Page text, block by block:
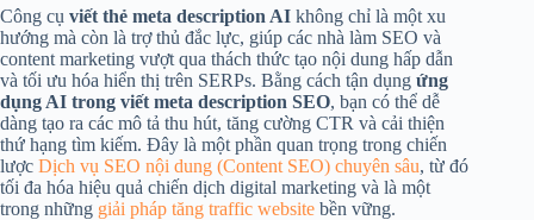
Công cụ viết thẻ meta description AI không chỉ là một xu
hướng mà còn là trợ thủ đắc lực, giúp các nhà làm SEO và
content marketing vượt qua thách thức tạo nội dung hấp dẫn
và tối ưu hóa hiển thị trên SERPs. Bằng cách tận dụng ứng
dụng AI trong viết meta description SEO, bạn có thể dễ
dàng tạo ra các mô tả thu hút, tăng cường CTR và cải thiện
thứ hạng tìm kiếm. Đây là một phần quan trọng trong chiến
lược Dịch vụ SEO nội dung (Content SEO) chuyên sâu, từ đó
tối đa hóa hiệu quả chiến dịch digital marketing và là một
trong những giải pháp tăng traffic website bền vững.